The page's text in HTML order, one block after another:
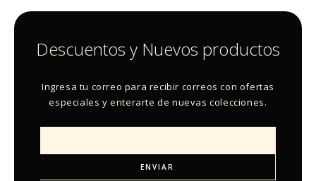
Descuentos y Nuevos productos
Ingresa tu correo para recibir correos con ofertas
especiales y enterarte de nuevas colecciones.